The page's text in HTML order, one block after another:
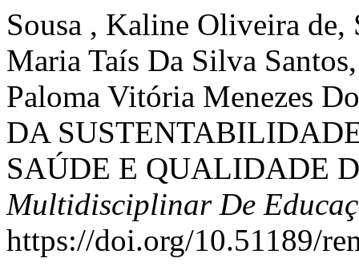
Sousa , Kaline Oliveira
Maria Taís Da Silva
Paloma Vitória Menezes
DA
SAÚDE E QUALIDADE
Multidisciplinar De
https://doi.org/10.51189/